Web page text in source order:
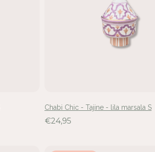
Chabi Chic - Tajine - lila marsala S
€24,95